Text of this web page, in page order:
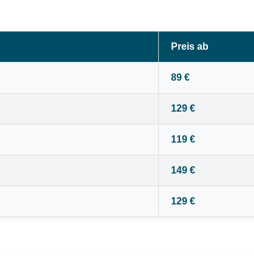
Preis ab
89 €
129 €
119 €
149 €
129 €